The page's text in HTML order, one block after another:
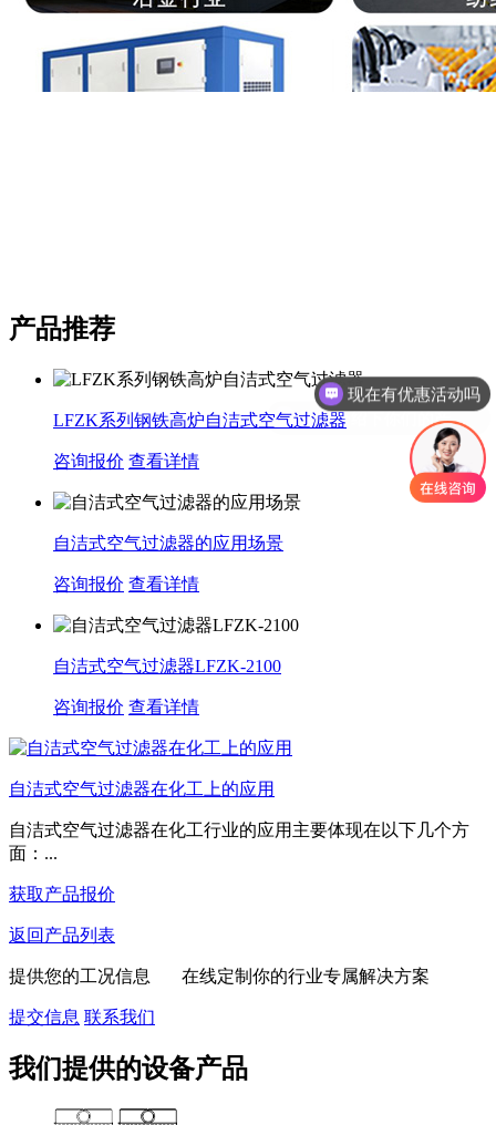
产品推荐
LFZK系列钢铁高炉自洁式空气过滤器
咨询报价 查看详情
自洁式空气过滤器的应用场景
咨询报价 查看详情
自洁式空气过滤器LFZK-2100
咨询报价 查看详情
自洁式空气过滤器在化工上的应用
自洁式空气过滤器在化工行业的应用主要体现在以下几个方
面‌：‌...
获取产品报价
返回产品列表
提供您的工况信息 在线定制你的行业专属解决方案
提交信息 联系我们
我们提供的设备产品
可以介绍下你们的产品么